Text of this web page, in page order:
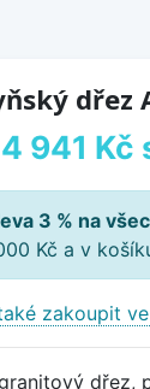
dřez
4 941 Kč
3 % na
Kč a v
zakoupit
dřez,